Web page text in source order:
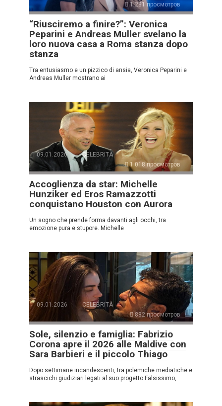
1.281 просмотров
“Riusciremo a finire?”: Veronica
Peparini e Andreas Muller svelano la
loro nuova casa a Roma stanza dopo
stanza
Tra entusiasmo e un pizzico di ansia, Veronica Peparini e
Andreas Muller mostrano ai
09.01.2026
CELEBRITÀ
1.018 просмотров
Accoglienza da star: Michelle
Hunziker ed Eros Ramazzotti
conquistano Houston con Aurora
Un sogno che prende forma davanti agli occhi, tra
emozione pura e stupore. Michelle
09.01.2026
CELEBRITÀ
882 просмотров
Sole, silenzio e famiglia: Fabrizio
Corona apre il 2026 alle Maldive con
Sara Barbieri e il piccolo Thiago
Dopo settimane incandescenti, tra polemiche mediatiche e
strascichi giudiziari legati al suo progetto Falsissimo,